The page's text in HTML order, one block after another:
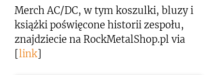
Merch AC/DC, w tym koszulki, bluzy i
książki poświęcone historii zespołu,
znajdziecie na RockMetalShop.pl via
[link]